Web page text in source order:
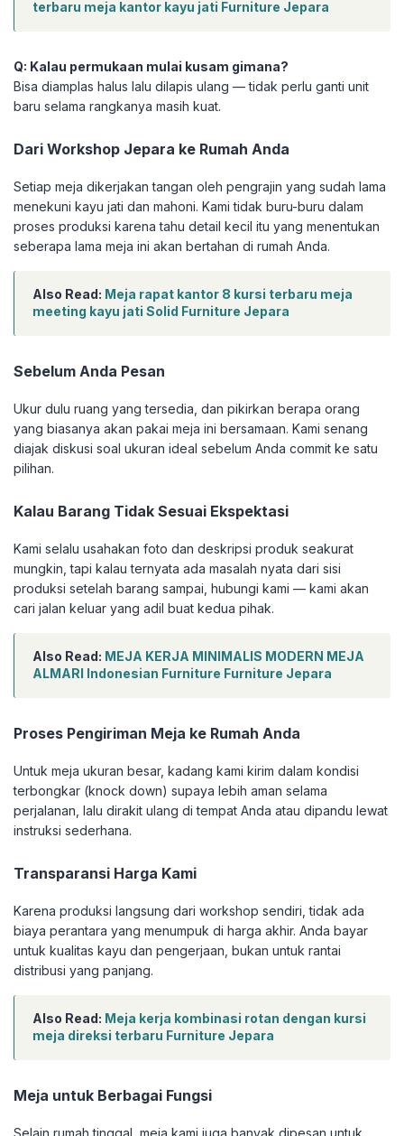
terbaru meja kantor kayu jati Furniture Jepara
Q: Kalau permukaan mulai kusam gimana?
Bisa diamplas halus lalu dilapis ulang — tidak perlu ganti unit
baru selama rangkanya masih kuat.
Dari Workshop Jepara ke Rumah Anda
Setiap meja dikerjakan tangan oleh pengrajin yang sudah lama
menekuni kayu jati dan mahoni. Kami tidak buru-buru dalam
proses produksi karena tahu detail kecil itu yang menentukan
seberapa lama meja ini akan bertahan di rumah Anda.
Also Read: Meja rapat kantor 8 kursi terbaru meja
meeting kayu jati Solid Furniture Jepara
Sebelum Anda Pesan
Ukur dulu ruang yang tersedia, dan pikirkan berapa orang
yang biasanya akan pakai meja ini bersamaan. Kami senang
diajak diskusi soal ukuran ideal sebelum Anda commit ke satu
pilihan.
Kalau Barang Tidak Sesuai Ekspektasi
Kami selalu usahakan foto dan deskripsi produk seakurat
mungkin, tapi kalau ternyata ada masalah nyata dari sisi
produksi setelah barang sampai, hubungi kami — kami akan
cari jalan keluar yang adil buat kedua pihak.
Also Read: MEJA KERJA MINIMALIS MODERN MEJA
ALMARI Indonesian Furniture Furniture Jepara
Proses Pengiriman Meja ke Rumah Anda
Untuk meja ukuran besar, kadang kami kirim dalam kondisi
terbongkar (knock down) supaya lebih aman selama
perjalanan, lalu dirakit ulang di tempat Anda atau dipandu lewat
instruksi sederhana.
Transparansi Harga Kami
Karena produksi langsung dari workshop sendiri, tidak ada
biaya perantara yang menumpuk di harga akhir. Anda bayar
untuk kualitas kayu dan pengerjaan, bukan untuk rantai
distribusi yang panjang.
Also Read: Meja kerja kombinasi rotan dengan kursi
meja direksi terbaru Furniture Jepara
Meja untuk Berbagai Fungsi